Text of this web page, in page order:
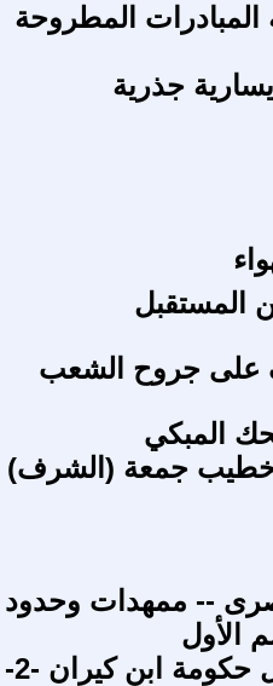
المطروحة
جذرية
المستقبل
على جروح الشعب
المبكي
وخطيب جمعة (الشرف)
-- ممهدات وحدود
حكومة ابن كيران -2-